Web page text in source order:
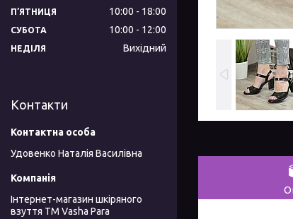
ПʼЯТНИЦЯ 10:00 18:00
СУБОТА 10:00 12:00
НЕДІЛЯ Вихідний
Контакти
Удовенко Наталія Василівна
Інтернет-магазин шкіряного
взуття ТМ Vasha Para